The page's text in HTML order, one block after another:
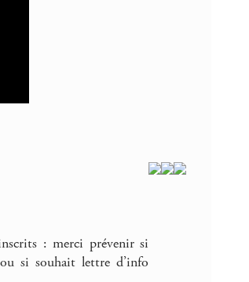
: merci prévenir si
si souhait lettre d’info